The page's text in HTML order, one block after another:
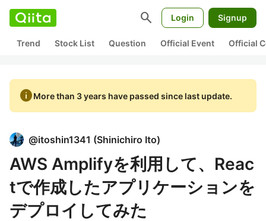
search Login Signup
Trend Stock List Question Official Event Official
infoMore than 3 years have passed since last update.
@itoshin1341 (Shinichiro Ito)
AWS Amplifyを利用して、Reac
tで作成したアプリケーションを
デプロイしてみた